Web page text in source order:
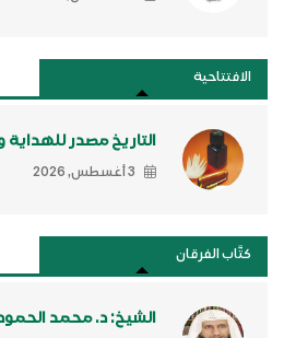
الافتتاحية
التاريخ مصدر للهداية
3 أغسطس, 2026
كتَّاب الفرقان
الشيخ: د. محمد